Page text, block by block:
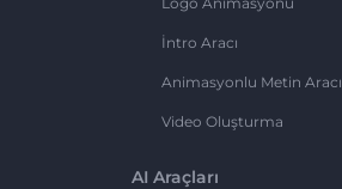
İntro Aracı
Animasyonlu Metin Aracı
Video Oluşturma
AI Araçları